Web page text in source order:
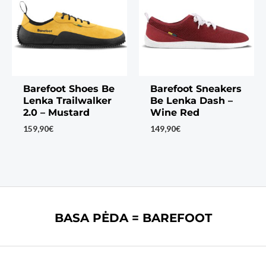
Barefoot Shoes Be
Lenka Trailwalker
2.0 – Mustard
159,90€
Barefoot Sneakers
Be Lenka Dash –
Wine Red
149,90€
BASA PĖDA = BAREFOOT